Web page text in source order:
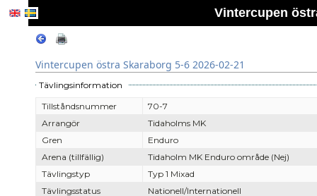
Vintercupen
Vintercupen östra Skaraborg 5-6 2026-02-21
Tävlingsinformation
Tillståndsnummer
70-7
Arrangör
Tidaholms MK
Gren
Enduro
Arena (tillfällig)
Tidaholm MK Enduro område (Nej)
Tävlingstyp
Typ 1 Mixad
Tävlingsstatus
Nationell/Internationell